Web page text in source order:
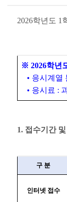
2026학년도 1
※ 2026학년
• 응시계열
• 응시료 :
1. 접수기간 및
구 분
인터넷 접수